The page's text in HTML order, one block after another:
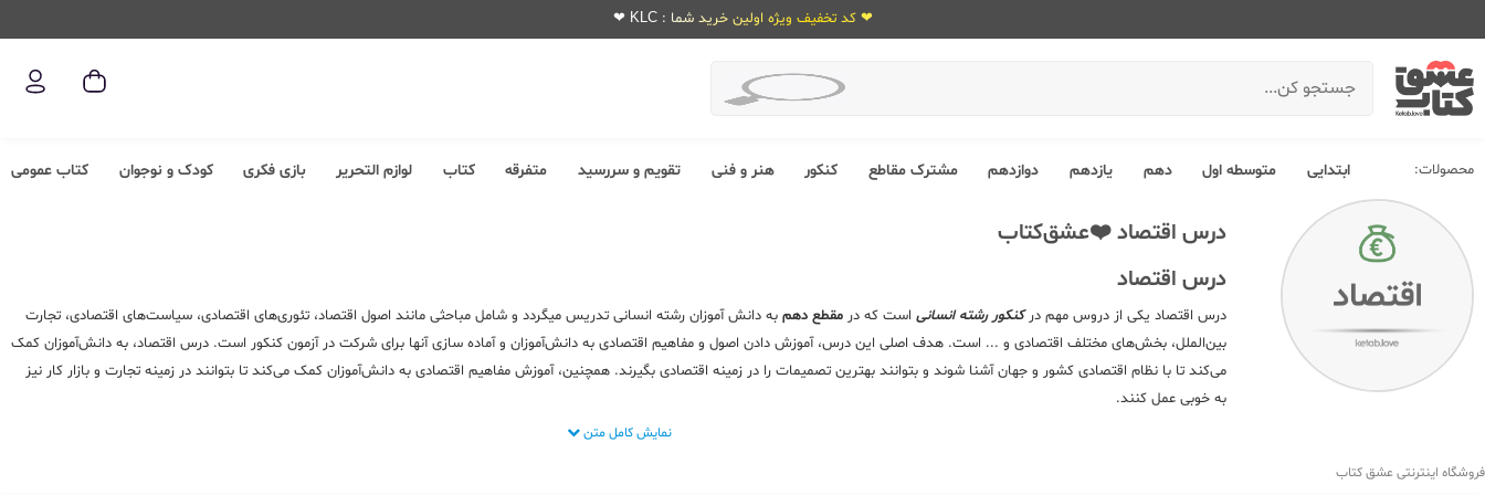
❤ کد تخفیف ویژه اولین خرید شما : KLC ❤
محصولات: ابتدایی متوسطه اول دهم یازدهم دوازدهم مشترک مقاطع کنکور هنر و فنی تقویم و سررسید متفرقه کتاب لوازم التحریر بازی فکری کودک و نوجوان کتاب عمومی
درس اقتصاد ❤️عشق‌کتاب
درس اقتصاد
درس اقتصاد یکی از دروس مهم درکنکور رشته انسانی است که در مقطع دهم به دانش آموزان رشته انسانی تدریس میگردد و شامل مباحثی مانند اصول اقتصاد، تئوری‌های اقتصادی، سیاست‌های اقتصادی، تجارت
بین‌الملل، بخش‌های مختلف اقتصادی و ... است. هدف اصلی این درس، آموزش دادن اصول و مفاهیم اقتصادی به دانش‌آموزان و آماده سازی آنها برای شرکت در آزمون کنکور است. درس اقتصاد، به دانش‌آموزان کمک
می‌کند تا با نظام اقتصادی کشور و جهان آشنا شوند و بتوانند بهترین تصمیمات را در زمینه اقتصادی بگیرند. همچنین، آموزش مفاهیم اقتصادی به دانش‌آموزان کمک می‌کند تا بتوانند در زمینه تجارت و بازار کار نیز
به خوبی عمل کنند.
درس اقتصاد، به دانش‌آموزان کمک می‌کند تا بتوانند درک بهتری از مسائل اقتصادی داشته باشند و به طور کلی، به توسعه اقتصادی کشور و جهان کمک کنند. همچنین، این درس می‌تواند به دانش‌آموزان کمک کند تا
نمایش کامل متن
فروشگاه اینترنتی عشق کتاب